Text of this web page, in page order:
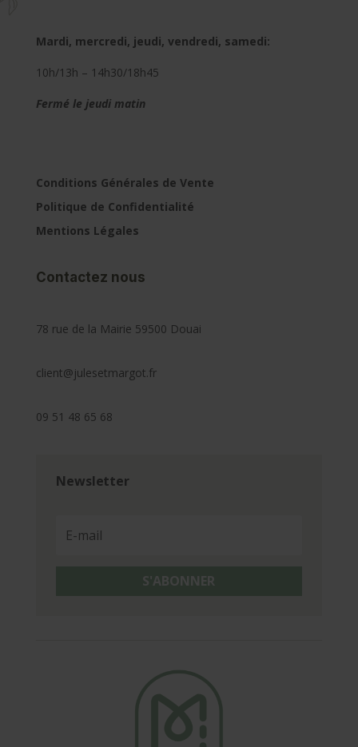
Mardi, mercredi, jeudi, vendredi, samedi:
10h/13h – 14h30/18h45
Fermé le jeudi matin
Conditions Générales de Vente
Politique de Confidentialité
Mentions Légales
Contactez nous
78 rue de la Mairie 59500 Douai
client@julesetmargot.fr
09 51 48 65 68
Newsletter
S'ABONNER